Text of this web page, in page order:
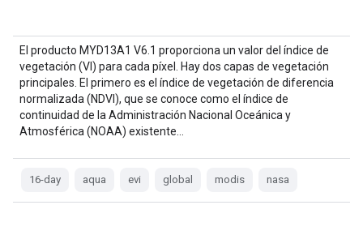
El producto MYD13A1 V6.1 proporciona un valor del índice de
vegetación (VI) para cada píxel. Hay dos capas de vegetación
principales. El primero es el índice de vegetación de diferencia
normalizada (NDVI), que se conoce como el índice de
continuidad de la Administración Nacional Oceánica y
Atmosférica (NOAA) existente…
16-day aqua evi global modis nasa